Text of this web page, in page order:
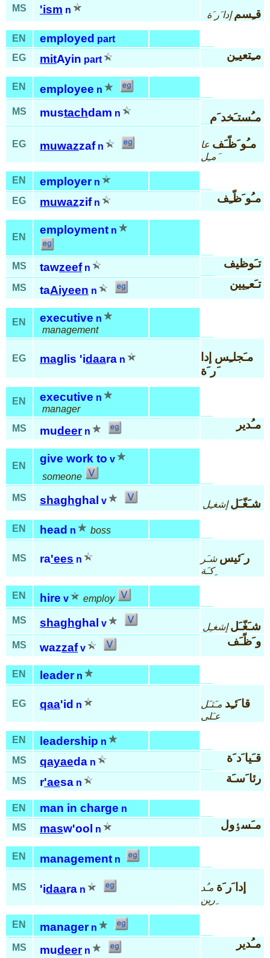
MS 'ism n قـِسم إدا َر َة
EN employed part
EG
mitAyin part مـِتعيـِن
EN employee n
MS mustachdam n مـُستـَخد َم
EG muwazzaf n مـُو َظّـَف عا
َمـِل
EN employer n
EG
muwazzif n مـُو َظّـِف
EN
employment n
MS tawzeef n تـَوظيف
MS taAiyeen n
تـَعـِيين
EN executive n
management
EG mag lis 'idaara n
مـَجلـِس إدا
َر َة
EN executive n
manager
MS
mudeer n
مـُدير
EN
give work to v
someone
MS shaghghal v شـَغّـَل إشغـِل
EN head n boss
MS ra'ees n ر َئيس شـَر
ِكـَة
EN hire v employ
MS shaghghal v شـَغّـَل إشغـِل
MS
wazzaf v
و َظّـَف
EN leader n
EG qaa'id n قا َئـِد مـَثـَل
عـَلى
EN leadership n
MS
qayaeda n قـَيا َد َة
MS r'aesa n رئا َسـَة
EN man in charge n
MS
masw'ool n مـَسٶول
EN management n
MS 'idaara n إدا َر َة مـُد
ِرين
EN manager n
MS
mudeer n
مـُدير